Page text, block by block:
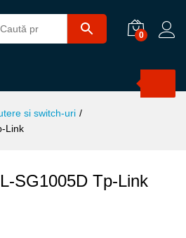
0
si switch-uri /
Link
SG1005D Tp-Link